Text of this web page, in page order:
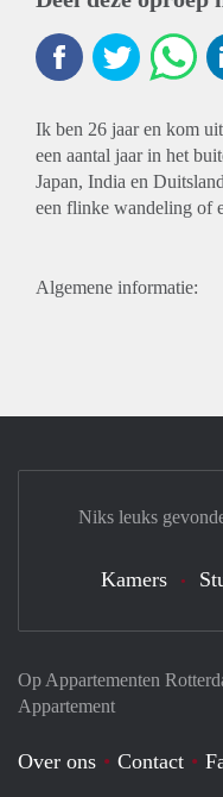
Ik ben 26 jaar en kom
een aantal jaar in het
Japan, India en
een flinke wandeling of
Algemene informatie:
Op Appartementen
Appartement
Over ons Contact
Niks leuks
Kamers